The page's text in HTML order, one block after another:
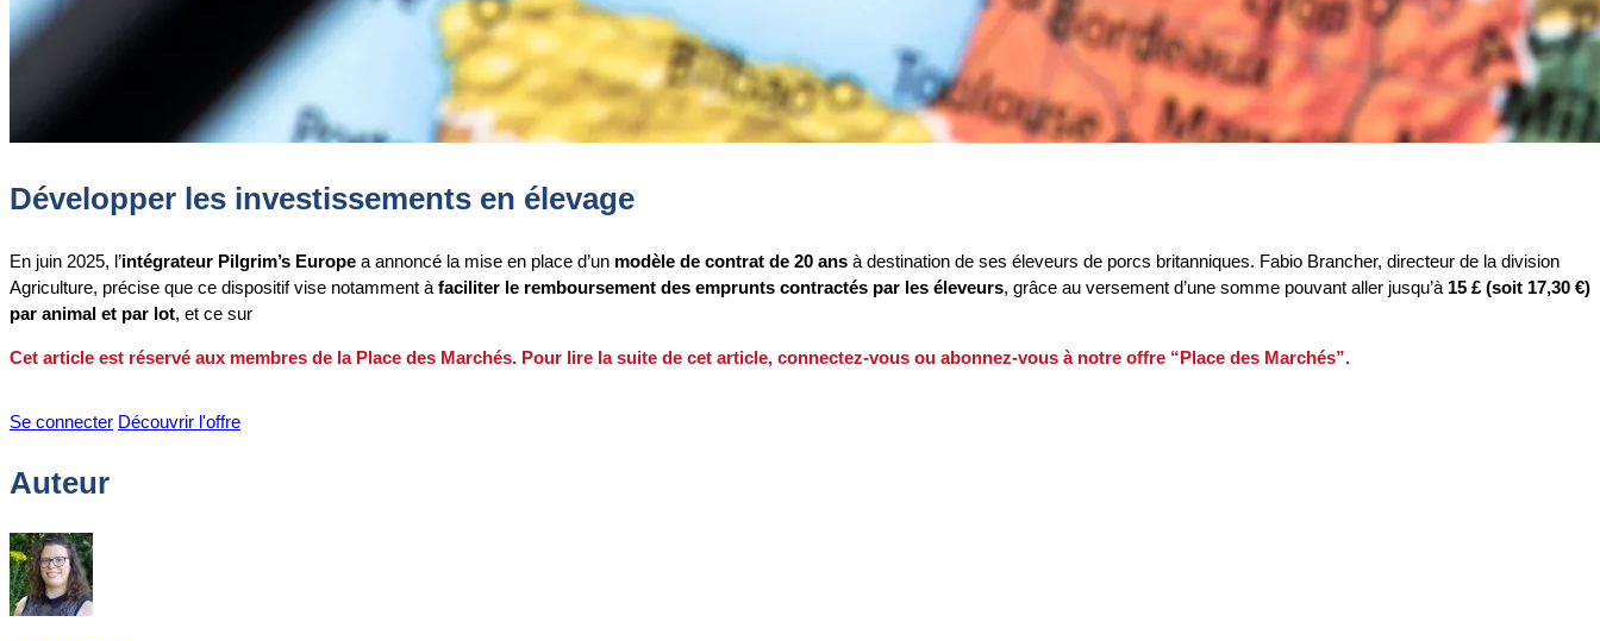
Développer les investissements en élevage
En juin 2025, l’intégrateur Pilgrim’s Europe a annoncé la mise en place d’un modèle de contrat de 20 ans à destination de ses éleveurs de porcs britanniques. Fabio Brancher, directeur de la division
Agriculture, précise que ce dispositif vise notamment à faciliter le remboursement des emprunts contractés par les éleveurs, grâce au versement d’une somme pouvant aller jusqu’à 15 £ (soit 17,30 €)
par animal et par lot, et ce sur
Cet article est réservé aux membres de la Place des Marchés. Pour lire la suite de cet article, connectez-vous ou abonnez-vous à notre offre “Place des Marchés”.
Se connecter Découvrir l'offre
Auteur